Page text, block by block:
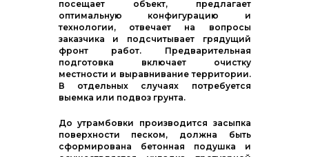
посещает объект, предлагает
оптимальную конфигурацию и
технологии, отвечает на вопросы
заказчика и подсчитывает грядущий
фронт работ. Предварительная
подготовка включает очистку
местности и выравнивание территории.
В отдельных случаях потребуется
выемка или подвоз грунта.
До утрамбовки производится засыпка
поверхности песком, должна быть
сформирована бетонная подушка и